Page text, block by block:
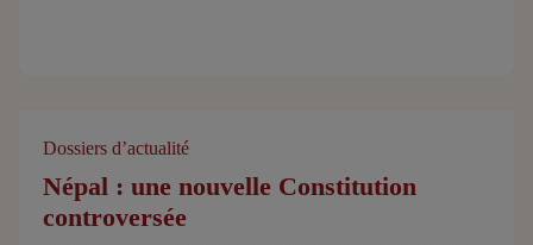
Dossiers d’actualité
Népal : une nouvelle Constitution
controversée